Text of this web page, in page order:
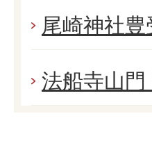
尾崎神社
法船寺山門